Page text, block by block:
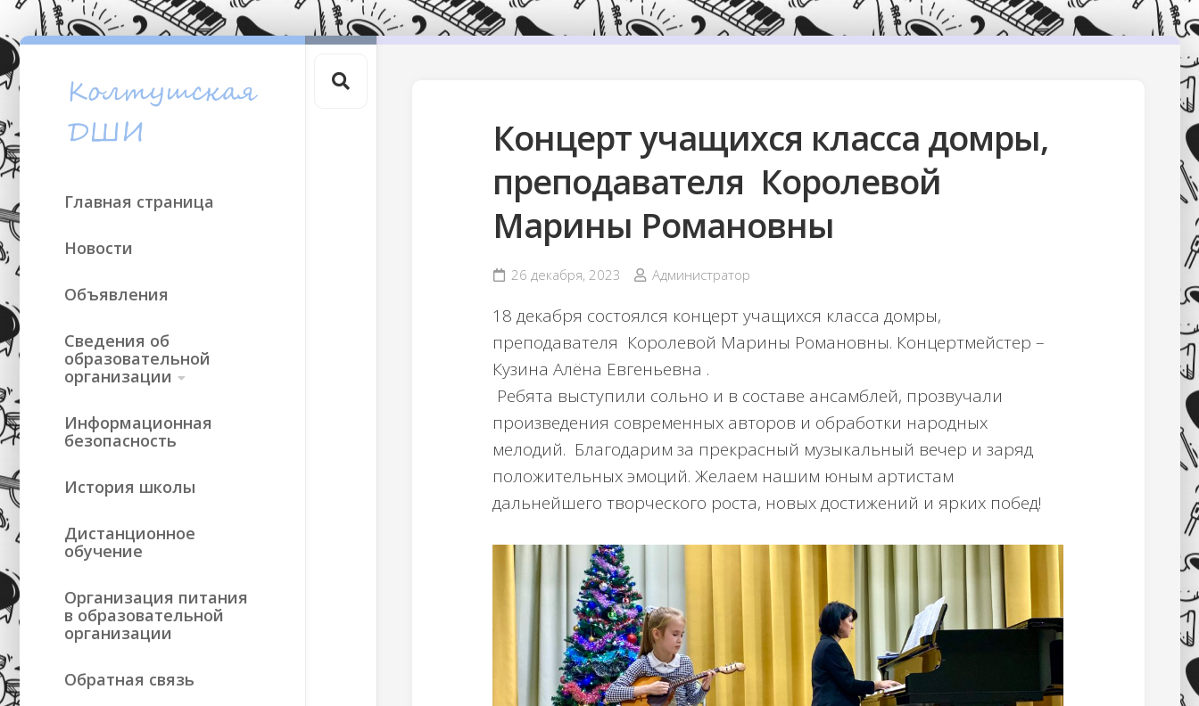
Skip
content
Главная страница
Новости
Объявления
Сведения об
образовательной
организации
Информационная
безопасность
История школы
Дистанционное
обучение
Организация питания
в образовательной
организации
Обратная связь
Концерт учащихся класса домры,
преподавателя Королевой
Марины Романовны
26 декабря, 2023 Администратор
18 декабря состоялся концерт учащихся класса домры,
преподавателя Королевой Марины Романовны. Концертмейстер –
Кузина Алёна Евгеньевна .
Ребята выступили сольно и в составе ансамблей, прозвучали
произведения современных авторов и обработки народных
мелодий. Благодарим за прекрасный музыкальный вечер и заряд
положительных эмоций. Желаем нашим юным артистам
дальнейшего творческого роста, новых достижений и ярких побед!